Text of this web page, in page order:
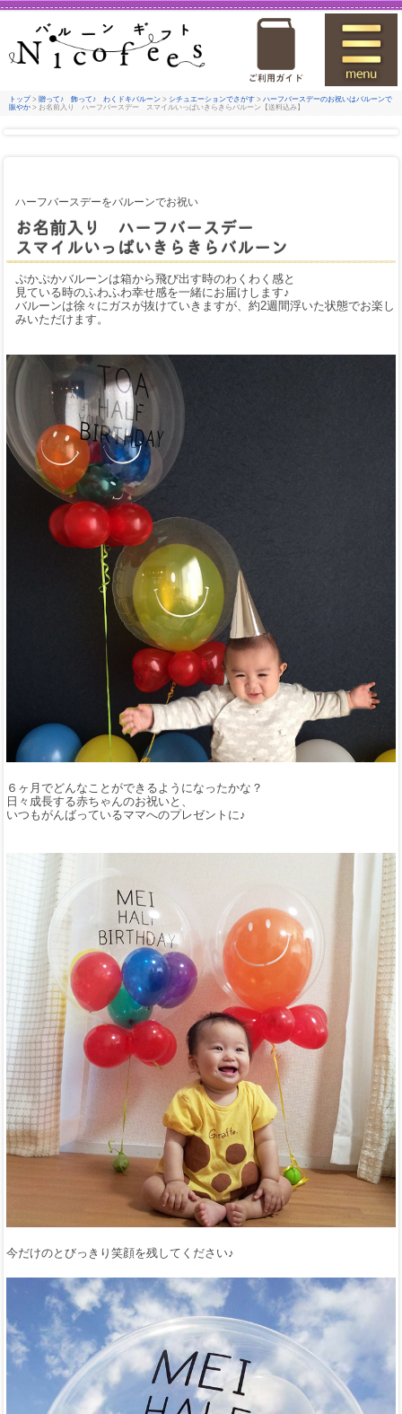
トップ > 贈って♪ 飾って♪ わくドキバルーン > シチュエーションでさがす > ハーフバースデーのお祝いはバルーンで
賑やか > お名前入り ハーフバースデー スマイルいっぱいきらきらバルーン【送料込み】
ハーフバースデーをバルーンでお祝い
お名前入り ハーフバースデー
スマイルいっぱいきらきらバルーン
ぷかぷかバルーンは箱から飛び出す時のわくわく感と
見ている時のふわふわ幸せ感を一緒にお届けします♪
バルーンは徐々にガスが抜けていきますが、約2週間浮いた状態でお楽し
みいただけます。
６ヶ月でどんなことができるようになったかな？
日々成長する赤ちゃんのお祝いと、
いつもがんばっているママへのプレゼントに♪
今だけのとびっきり笑顔を残してください♪